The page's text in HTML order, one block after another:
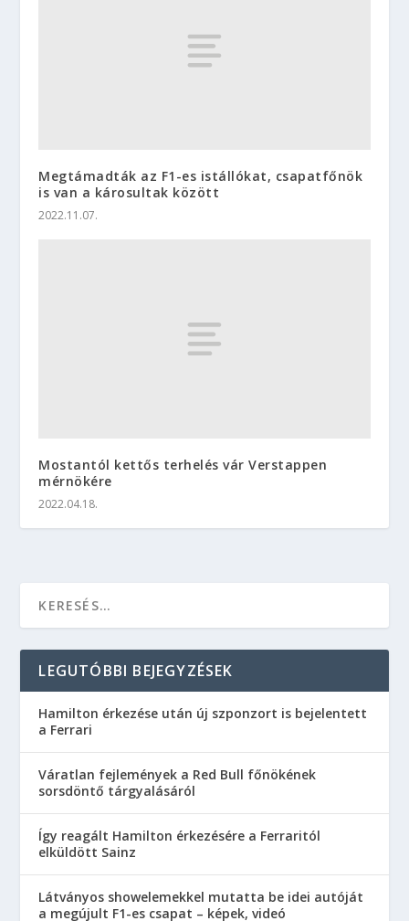
Megtámadták az F1-es istállókat, csapatfőnök
is van a károsultak között
2022.11.07.
Mostantól kettős terhelés vár Verstappen
mérnökére
2022.04.18.
LEGUTÓBBI BEJEGYZÉSEK
Hamilton érkezése után új szponzort is bejelentett
a Ferrari
Váratlan fejlemények a Red Bull főnökének
sorsdöntő tárgyalásáról
Így reagált Hamilton érkezésére a Ferraritól
elküldött Sainz
Látványos showelemekkel mutatta be idei autóját
a megújult F1-es csapat – képek, videó